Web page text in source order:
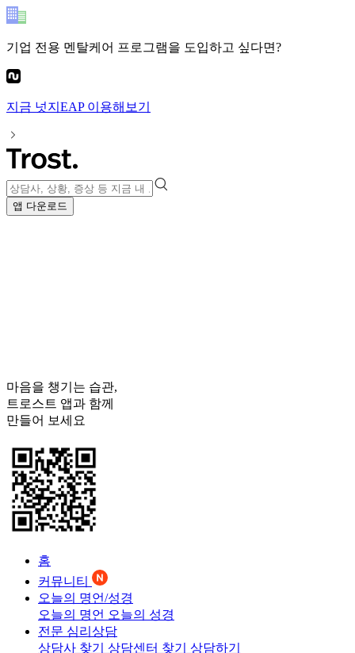
기업 전용 멘탈케어 프로그램을 도입하고 싶다면?
지금 넛지EAP이용해보기
앱 다운로드
마음을 챙기는 습관,
트로스트 앱과 함께
만들어 보세요
홈
커뮤니티
오늘의 명언/성경
오늘의 명언 오늘의 성경
전문 심리상담
상담사 찾기 상담센터 찾기 상담하기